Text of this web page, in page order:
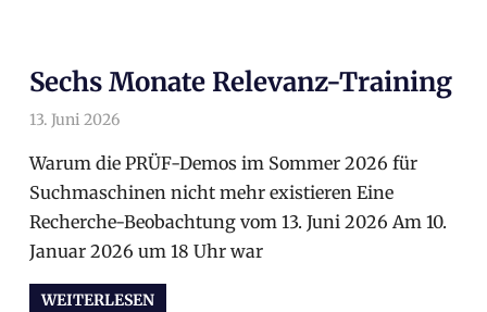
Sechs Monate Relevanz-Training
13. Juni 2026
Warum die PRÜF-Demos im Sommer 2026 für
Suchmaschinen nicht mehr existieren Eine
Recherche-Beobachtung vom 13. Juni 2026 Am 10.
Januar 2026 um 18 Uhr war
WEITERLESEN